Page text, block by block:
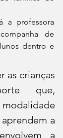
a professora
de
dentro e
as crianças
que,
a
a